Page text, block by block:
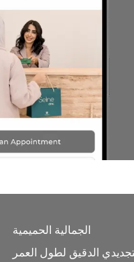
الجمالية الحميمية
الدقيق لطول العمر